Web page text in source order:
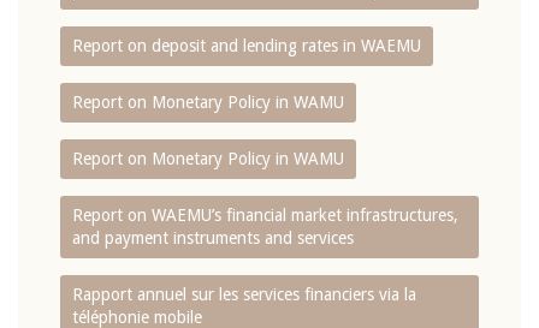
Report on deposit and lending rates in WAEMU
Report on Monetary Policy in WAMU
Report on Monetary Policy in WAMU
Report on WAEMU’s financial market infrastructures,
and payment instruments and services
Rapport annuel sur les services financiers via la
téléphonie mobile